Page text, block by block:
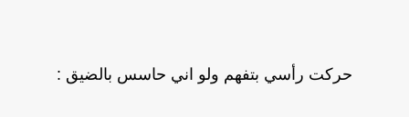
حركت رأسي بتفهم ولو اني حاسس بالضيق :